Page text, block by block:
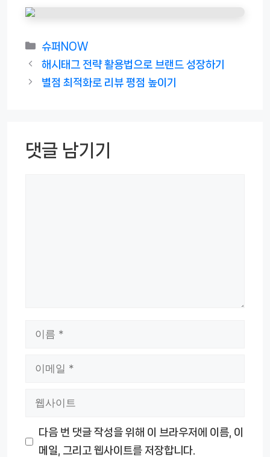
카
테
리
슈퍼NOW
해시태그 전략 활용법으로 브랜드 성장하기
별점 최적화로 리뷰 평점 높이기
댓글 남기기
다음 번 댓글 작성을 위해 이 브라우저에 이름, 이
메일, 그리고 웹사이트를 저장합니다.